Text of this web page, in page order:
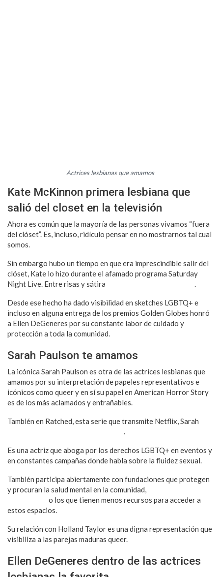
Actrices lesbianas que amamos
Kate McKinnon primera lesbiana que
salió del closet en la televisión
Ahora es común que la mayoría de las personas vivamos “fuera
del clóset”. Es, incluso, ridículo pensar en no mostrarnos tal cual
somos.
Sin embargo hubo un tiempo en que era imprescindible salir del
clóset, Kate lo hizo durante el afamado programa Saturday
Night Live. Entre risas y sátira
Desde ese hecho ha dado visibilidad en sketches LGBTQ+ e
incluso en alguna entrega de los premios Golden Globes honró
a Ellen DeGeneres por su constante labor de cuidado y
protección a toda la comunidad.
Sarah Paulson te amamos
La icónica Sarah Paulson es otra de las actrices lesbianas que
amamos por su interpretación de papeles representativos e
icónicos como queer y en sí su papel en American Horror Story
es de los más aclamados y entrañables.
También en Ratched, esta serie que transmite Netflix, Sarah
Es una actriz que aboga por los derechos LGBTQ+ en eventos y
en constantes campañas donde habla sobre la fluidez sexual.
También participa abiertamente con fundaciones que protegen
y procuran la salud mental en la comunidad,
o los que tienen menos recursos para acceder a
estos espacios.
Su relación con Holland Taylor es una digna representación que
visibiliza a las parejas maduras queer.
Ellen DeGeneres dentro de las actrices